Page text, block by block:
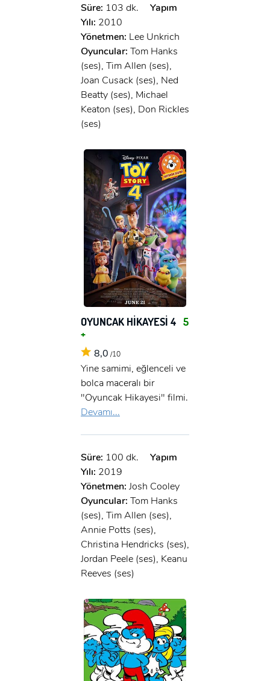
Süre: 103 dk.
Yapım
Yılı: 2010
Yönetmen: Lee Unkrich
Oyuncular: Tom Hanks
(ses), Tim Allen (ses),
Joan Cusack (ses), Ned
Beatty (ses), Michael
Keaton (ses), Don Rickles
(ses)
OYUNCAK HİKAYESİ 4 5
+
8,0 /10
Yine samimi, eğlenceli ve
bolca maceralı bir
"Oyuncak Hikayesi" filmi.
Devamı...
Süre: 100 dk.
Yapım
Yılı: 2019
Yönetmen: Josh Cooley
Oyuncular: Tom Hanks
(ses), Tim Allen (ses),
Annie Potts (ses),
Christina Hendricks (ses),
Jordan Peele (ses), Keanu
Reeves (ses)